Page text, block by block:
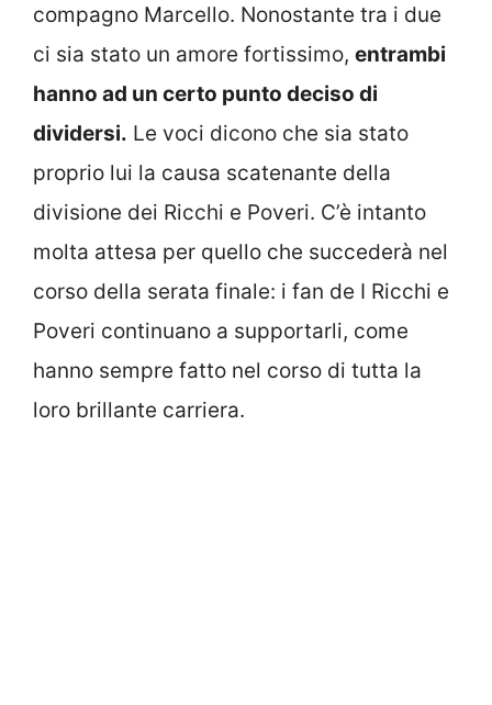
compagno Marcello. Nonostante tra i due
ci sia stato un amore fortissimo, entrambi
hanno ad un certo punto deciso di
dividersi. Le voci dicono che sia stato
proprio lui la causa scatenante della
divisione dei Ricchi e Poveri. C’è intanto
molta attesa per quello che succederà nel
corso della serata finale: i fan de I Ricchi e
Poveri continuano a supportarli, come
hanno sempre fatto nel corso di tutta la
loro brillante carriera.